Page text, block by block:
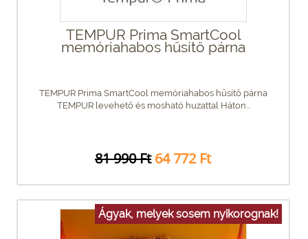
TEMPUR Prima SmartCool
memóriahabos hűsítő párna
TEMPUR Prima SmartCool memóriahabos hűsítő párna
TEMPUR levehető és mosható huzattal Háton...
81 990 Ft 64 772 Ft
Ágyak, melyek sosem nyikorognak!